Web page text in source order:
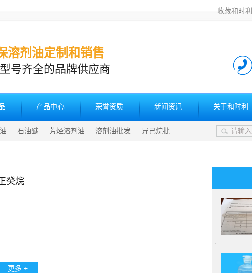
收藏和时利
溶剂油定制和销售
号齐全的品牌供应商
产品中心 荣誉资质 新闻资讯 关于和时利
石油醚 芳烃溶剂油 溶剂油批发 异己烷批
癸烷
更多 +